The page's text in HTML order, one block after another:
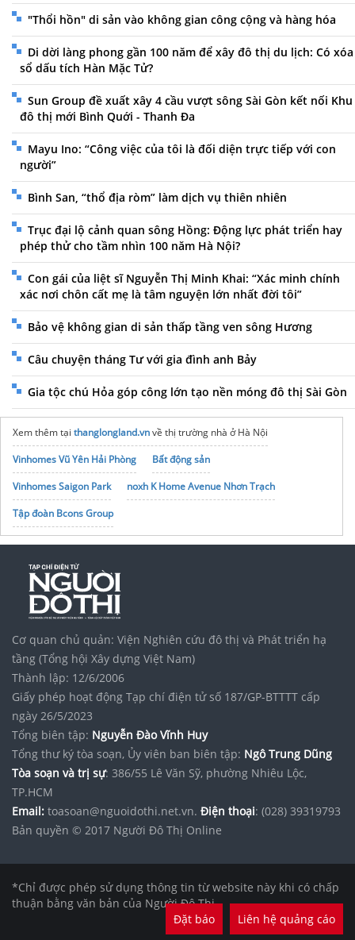
"Thổi hồn" di sản vào không gian công cộng và hàng hóa
Di dời làng phong gần 100 năm để xây đô thị du lịch: Có xóa
sổ dấu tích Hàn Mặc Tử?
Sun Group đề xuất xây 4 cầu vượt sông Sài Gòn kết nối Khu
đô thị mới Bình Quới - Thanh Đa
Mayu Ino: “Công việc của tôi là đối diện trực tiếp với con
người”
Bình San, “thổ địa ròm” làm dịch vụ thiên nhiên
Trục đại lộ cảnh quan sông Hồng: Động lực phát triển hay
phép thử cho tầm nhìn 100 năm Hà Nội?
Con gái của liệt sĩ Nguyễn Thị Minh Khai: “Xác minh chính
xác nơi chôn cất mẹ là tâm nguyện lớn nhất đời tôi”
Bảo vệ không gian di sản thấp tầng ven sông Hương
Câu chuyện tháng Tư với gia đình anh Bảy
Gia tộc chú Hỏa góp công lớn tạo nền móng đô thị Sài Gòn
Xem thêm tại thanglongland.vnvề thị trường nhà ở Hà Nội
Vinhomes Vũ Yên Hải Phòng
Bất động sản
Vinhomes Saigon Park
noxh K Home Avenue Nhơn Trạch
Tập đoàn Bcons Group
Cơ quan chủ quản: Viện Nghiên cứu đô thị và Phát triển hạ
tầng (Tổng hội Xây dựng Việt Nam)
Thành lập: 12/6/2006
Giấy phép hoạt động Tạp chí điện tử số 187/GP-BTTTT cấp
ngày 26/5/2023
Tổng biên tập: Nguyễn Đào Vĩnh Huy
Tổng thư ký tòa soạn, Ủy viên ban biên tập: Ngô Trung Dũng
Tòa soạn và trị sự: 386/55 Lê Văn Sỹ, phường Nhiêu Lộc,
TP.HCM
Email: toasoan@nguoidothi.net.vn. Điện thoại: (028) 39319793
Bản quyền © 2017 Người Đô Thị Online
*Chỉ được phép sử dụng thông tin từ website này khi có chấp
thuận bằng văn bản của Người Đô Thị.
Đặt báo
Liên hệ quảng cáo